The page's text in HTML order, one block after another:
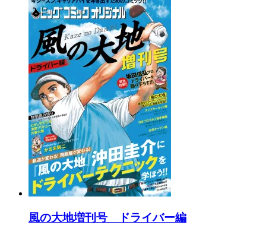
風の大地増刊号 ドライバー編